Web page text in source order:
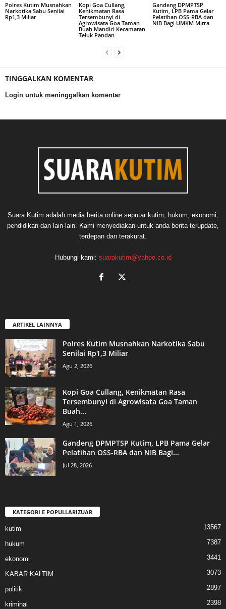
Polres Kutim Musnahkan
Narkotika Sabu Senilai
Rp1,3 Miliar
Kopi Goa Cullang,
Kenikmatan Rasa
Tersembunyi di
Agrowisata Goa Taman
Buah Mandiri Kecamatan
Teluk Pandan
Gandeng DPMPTSP
Kutim, LPB Pama Gelar
Pelatihan OSS-RBA dan
NIB Bagi UMKM Mitra
TINGGALKAN KOMENTAR
Login untuk meninggalkan komentar
Suara Kutim adalah media berita online seputar kutim, hukum, ekonomi,
pendidikan dan lain-lain. Kami menyediakan untuk anda berita terupdate,
terdepan dan terakurat.
Hubungi kami: suarakutim@yahoo.co.id
ARTIKEL LAINNYA
Polres Kutim Musnahkan Narkotika Sabu
Senilai Rp1,3 Miliar
Agu 2, 2026
Kopi Goa Cullang, Kenikmatan Rasa
Tersembunyi di Agrowisata Goa Taman
Buah...
Agu 1, 2026
Gandeng DPMPTSP Kutim, LPB Pama Gelar
Pelatihan OSS-RBA dan NIB Bagi...
Jul 28, 2026
KATEGORI E POPULLARIZUAR
kutim 13567
hukum 7387
ekonomi 3441
KABAR KALTIM 3073
politik 2897
kriminal 2398